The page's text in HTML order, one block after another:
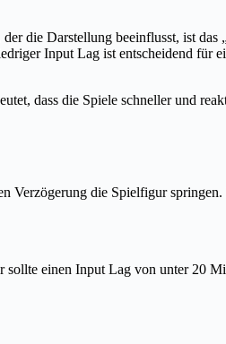
die Darstellung beeinflusst, ist das
Input Lag ist entscheidend für
dass die Spiele schneller und
Verzögerung die Spielfigur
einen Input Lag von unter 20